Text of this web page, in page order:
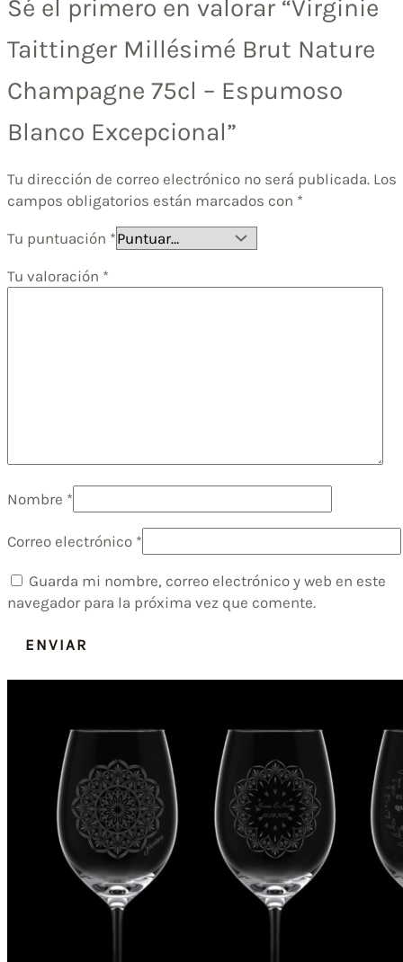
Sé el primero en valorar “Virginie
Taittinger Millésimé Brut Nature
Champagne 75cl – Espumoso
Blanco Excepcional”
Tu dirección de correo electrónico no será publicada. Los
campos obligatorios están marcados con *
Tu puntuación *
Tu valoración *
Nombre *
Correo electrónico *
Guarda mi nombre, correo electrónico y web en este
navegador para la próxima vez que comente.